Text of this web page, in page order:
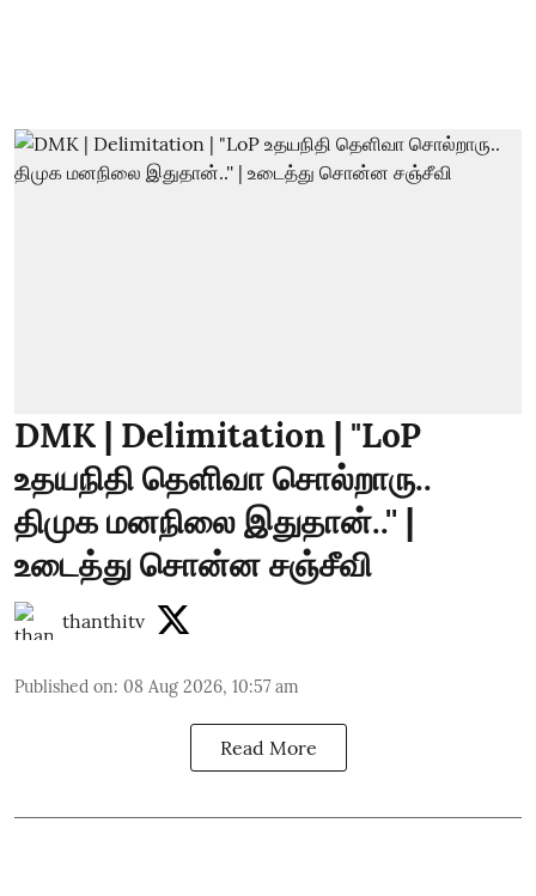
DMK | Delimitation | "LoP
உதயநிதி தெளிவா சொல்றாரு..
திமுக மனநிலை இதுதான்..'' |
உடைத்து சொன்ன சஞ்சீவி
thanthitv
Published on: 08 Aug 2026, 10:57 am
Read More